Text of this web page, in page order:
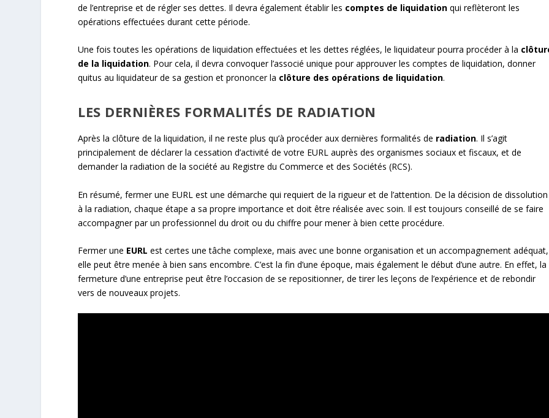
de l’entreprise et de régler ses dettes. Il devra également établir les comptes de liquidation qui reflèteront les
opérations effectuées durant cette période.
Une fois toutes les opérations de liquidation effectuées et les dettes réglées, le liquidateur pourra procéder à la
de la liquidation. Pour cela, il devra convoquer l’associé unique pour approuver les comptes de liquidation, donner
quitus au liquidateur de sa gestion et prononcer la clôture des opérations de liquidation.
LES DERNIÈRES FORMALITÉS DE RADIATION
Après la clôture de la liquidation, il ne reste plus qu’à procéder aux dernières formalités de radiation. Il s’agit
principalement de déclarer la cessation d’activité de votre EURL auprès des organismes sociaux et fiscaux, et de
demander la radiation de la société au Registre du Commerce et des Sociétés (RCS).
En résumé, fermer une EURL est une démarche qui requiert de la rigueur et de l’attention. De la décision de dissolution
à la radiation, chaque étape a sa propre importance et doit être réalisée avec soin. Il est toujours conseillé de se faire
accompagner par un professionnel du droit ou du chiffre pour mener à bien cette procédure.
Fermer une EURL est certes une tâche complexe, mais avec une bonne organisation et un accompagnement adéquat,
elle peut être menée à bien sans encombre. C’est la fin d’une époque, mais également le début d’une autre. En effet, la
fermeture d’une entreprise peut être l’occasion de se repositionner, de tirer les leçons de l’expérience et de rebondir
vers de nouveaux projets.